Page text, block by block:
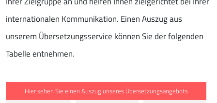
internationalen Kommunikation. Einen Auszug aus
unserem Übersetzungsservice können Sie der folgenden
Tabelle entnehmen.
Hier sehen Sie einen Auszug unseres Übersetzungsangebots